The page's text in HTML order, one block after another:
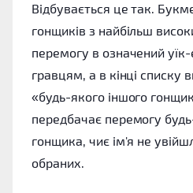
Відбувається це так.
гонщиків з найбільш
перемогу в означений
гравцям, а в кінці списку
«будь-якого іншого
передбачає перемогу
гонщика, чиє ім'я не
обраних.